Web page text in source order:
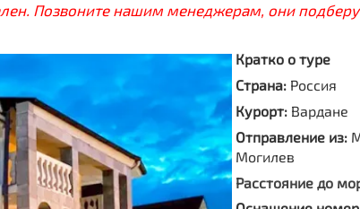
Позвоните нашим менеджерам, они
Кратко о туре
Страна: Россия
Курорт: Вардане
Отправление из:
Могилев
Расстояние до